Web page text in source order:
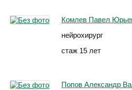
Комлев Павел
нейрохирург
стаж 15 лет
Попов Александр